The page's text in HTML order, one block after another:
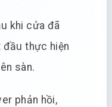
khi cửa đã
đầu thực hiện
sàn.
phản hồi,